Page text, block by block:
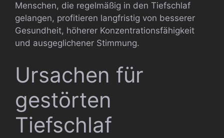
Menschen, die regelmäßig in den Tiefschlaf
gelangen, profitieren langfristig von besserer
Gesundheit, höherer Konzentrationsfähigkeit
und ausgeglichener Stimmung.
Ursachen für
gestörten
Tiefschlaf